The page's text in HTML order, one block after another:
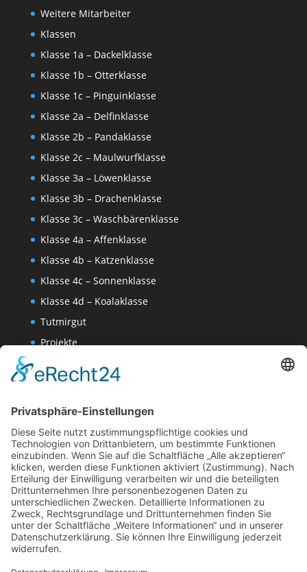
Weitere Mitarbeiter
Klassen
Klasse 1a – Dackelklasse
Klasse 1b – Otterklasse
Klasse 1c – Pinguinklasse
Klasse 2a – Delfinklasse
Klasse 2b – Pandaklasse
Klasse 2c – Maulwurfklasse
Klasse 3a – Löwenklasse
Klasse 3b – Drachenklasse
Klasse 3c – Waschbärenklasse
Klasse 4a – Affenklasse
Klasse 4b – Katzenklasse
Klasse 4c – Sonnenklasse
Klasse 4d – Koalaklasse
Tutmirgut
Projekte
Wissenschaften-AG
Datenschutzerklärung
Website Administration